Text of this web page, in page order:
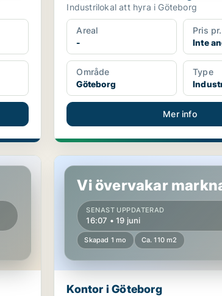
Industrilokal att hyra i Göteborg
Areal
-
Pris
Inte
Område
Göteborg
Type
Mer info
Kontor i Göteborg
Vi övervakar
SENAST UPPDATERAD
16:07 • 19 juni
Skapad 1 mo Ca. 110 m2
Kontor i Göteborg